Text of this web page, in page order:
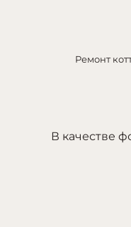
Ремонт
В качестве